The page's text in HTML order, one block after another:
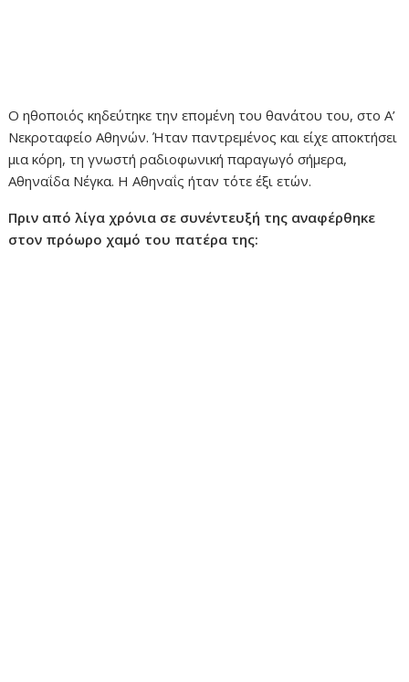
Ο ηθοποιός κηδεύτηκε την επομένη του θανάτου του, στο Α’
Νεκροταφείο Αθηνών. Ήταν παντρεμένος και είχε αποκτήσει
μια κόρη, τη γνωστή ραδιοφωνική παραγωγό σήμερα,
Αθηναΐδα Νέγκα. Η Αθηναΐς ήταν τότε έξι ετών.
Πριν από λίγα χρόνια σε συνέντευξή της αναφέρθηκε
στον πρόωρο χαμό του πατέρα της: